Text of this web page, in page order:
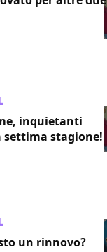
inquietanti
stagione!
un rinnovo?